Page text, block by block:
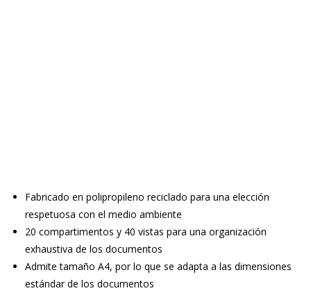
Fabricado en polipropileno reciclado para una elección
respetuosa con el medio ambiente
20 compartimentos y 40 vistas para una organización
exhaustiva de los documentos
Admite tamaño A4, por lo que se adapta a las dimensiones
estándar de los documentos